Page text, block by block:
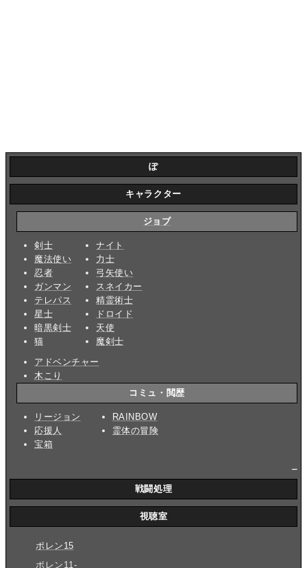
ぽ
キャラクター
ジョブ
剣士
魔法使い
忍者
ガンマン
テレパス
星士
暗黒剣士
猫
ナイト
力士
弓矢使い
スネイカー
精霊術士
ドロイド
天使
魔剣士
アドベンチャー
木こり
コミュ・閲歴
リージョン
応援人
宝箱
RAINBOW
霊体の冒険
戦闘処理
視聴室
ポレン15
ポレン11-